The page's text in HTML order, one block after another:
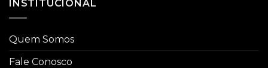
INSTITUCIONAL
Quem Somos
Fale Conosco